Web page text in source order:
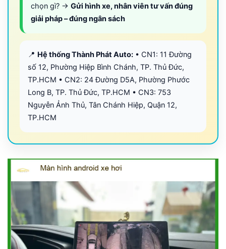
chọn gì? → Gửi hình xe, nhân viên tư vấn đúng
giải pháp – đúng ngân sách
📍 Hệ thống Thành Phát Auto: • CN1: 11 Đường
số 12, Phường Hiệp Bình Chánh, TP. Thủ Đức,
TP.HCM • CN2: 24 Đường D5A, Phường Phước
Long B, TP. Thủ Đức, TP.HCM • CN3: 753
Nguyễn Ảnh Thủ, Tân Chánh Hiệp, Quận 12,
TP.HCM